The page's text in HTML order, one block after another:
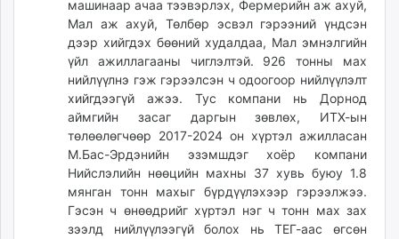
машинаар ачаа тээвэрлэх, Фермерийн аж ахуй,
Мал аж ахуй, Төлбөр эсвэл гэрээний үндсэн
дээр хийгдэх бөөний худалдаа, Мал эмнэлгийн
үйл ажиллагааны чиглэлтэй. 926 тонны мах
нийлүүлнэ гэж гэрээлсэн ч одоогоор нийлүүлэлт
хийгдээгүй ажээ. Тус компани нь Дорнод
аймгийн засаг даргын зөвлөх, ИТХ-ын
төлөөлөгчөөр 2017-2024 он хүртэл ажилласан
М.Бас-Эрдэнийн эзэмшдэг хоёр компани
Нийслэлийн нөөцийн махны 37 хувь буюу 1.8
мянган тонн махыг бүрдүүлэхээр гэрээлжээ.
Гэсэн ч өнөөдрийг хүртэл нэг ч тонн мах зах
зээлд нийлүүлээгүй болох нь ТЕГ-аас өгсөн